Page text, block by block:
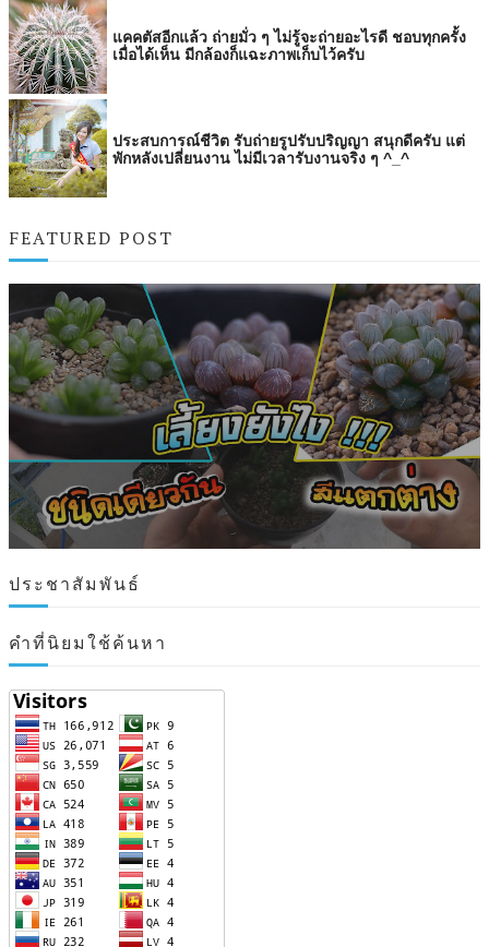
แคคตัสอีกแล้ว ถ่ายมั่ว ๆ ไม่รู้จะถ่ายอะไรดี ชอบทุกครั้ง
เมื่อได้เห็น มีกล้องก็แฉะภาพเก็บไว้ครับ
ประสบการณ์ชีวิต รับถ่ายรูปรับปริญญา สนุกดีครับ แต่
พักหลังเปลี่ยนงาน ไม่มีเวลารับงานจริง ๆ ^_^
FEATURED POST
ประชาสัมพันธ์
คำที่นิยมใช้ค้นหา